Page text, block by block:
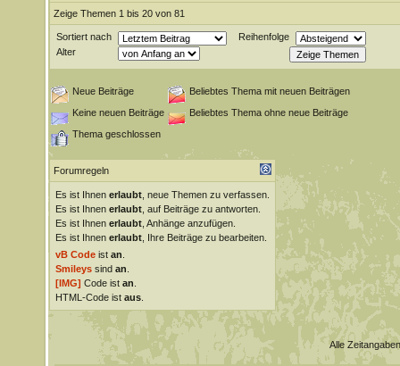
Zeige Themen 1 bis 20 von 81
Sortiert nach
Reihenfolge
Alter
Neue Beiträge
Beliebtes Thema mit neuen Beiträgen
Keine neuen Beiträge
Beliebtes Thema ohne neue Beiträge
Thema geschlossen
Forumregeln
Es ist Ihnen erlaubt, neue Themen zu verfassen.
Es ist Ihnen erlaubt, auf Beiträge zu antworten.
Es ist Ihnen erlaubt, Anhänge anzufügen.
Es ist Ihnen erlaubt, Ihre Beiträge zu bearbeiten.
vB Codeist an
Smileyssind an
[IMG] Code ist an
HTML-Code ist aus.
Alle